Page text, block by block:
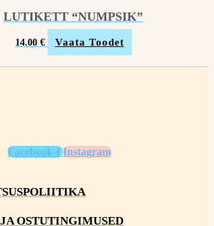
LUTIKETT “NUMPSIK”
14.00 € Vaata Toodet
Facebook-f Instagram
OSTUTINGIMUSED